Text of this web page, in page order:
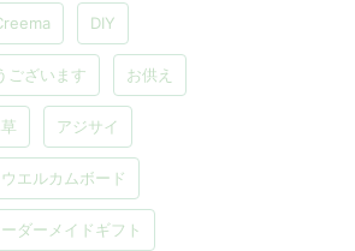
DIY
ございます お供え
アジサイ
ウエルカムボード
ダーメイドギフト